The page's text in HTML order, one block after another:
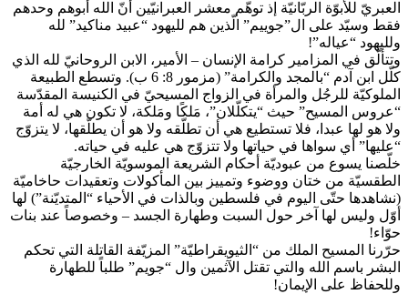
العبريّ للأبوّة الربّانيّة إذ توهّم معشر العبرانيّين أنّ الله أبوهم وحدهم
فقط وسيّد على ال”جوييم” الّذين هم لليهود “عبيد مناكيد” لله
ولليهود “عياله”!
وتتألّق في المزامير كرامة الإنسان – الأمير، الابن الروحانيّ لله الذي
كلّل ابن آدم “بالمجد والكرامة” (مزمور 8: 6 ب). وتسطع الطبيعة
الملوكيّة للرجُل والمرأة في الزواج المسيحيّ في الكنيسة المقدّسة
“عروس المسيح” حيث “يتكلّلان”، مَلكًا ومَلكة، لا تكون هي له أمة
ولا هو لها عبدا، فلا تستطيع هي أن تطلّقه ولا هو أن يطلّقها، لا يتزوّج
“عليها” أي سواها في حياتها ولا تتزوّج هي عليه في حياته.
خلّصنا يسوع من عبوديّة أحكام الشريعة الموسويّة الخارجيّة
الطقسيّة من ختان ووضوء وتمييز بين المأكولات وتعقيدات حاخاميّة
(نشاهدها حتّى اليوم في فلسطين وبالذات في الأحياء “المتديّنة”) لها
أوّل وليس لها آخر حول السبت وطهارة الجسد – وخصوصاً عند بنات
حوّاء!
حرّرنا المسيح الملك من “الثيويقراطيّة” المزيّفة القاتلة التي تحكم
البشر باسم الله والتي تقتل الآثمين وال “جويم” طلباً للطهارة
وللحفاظ على الإيمان!